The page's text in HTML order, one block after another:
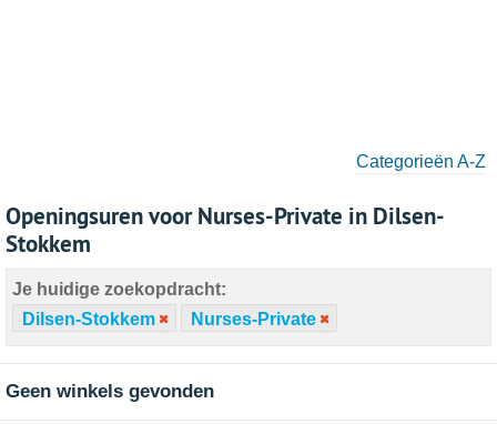
Categorieën A-Z
Openingsuren voor Nurses-Private in Dilsen-
Stokkem
Je huidige zoekopdracht:
Dilsen-Stokkem
Nurses-Private
Geen winkels gevonden